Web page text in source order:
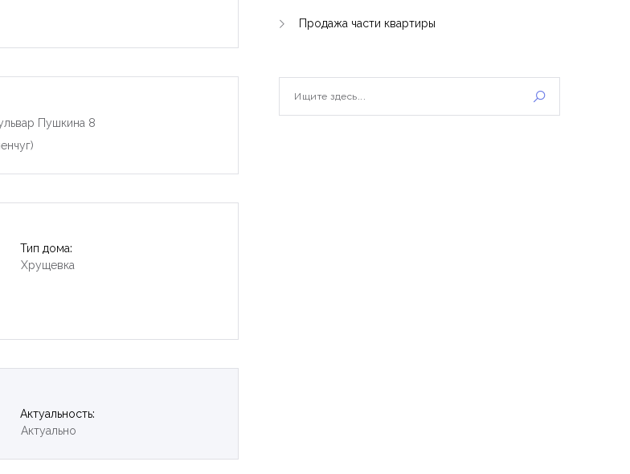
Пушкина 8
Тип дома:
Хрущевка
Актуальность:
Актуально
Продажа части квартиры